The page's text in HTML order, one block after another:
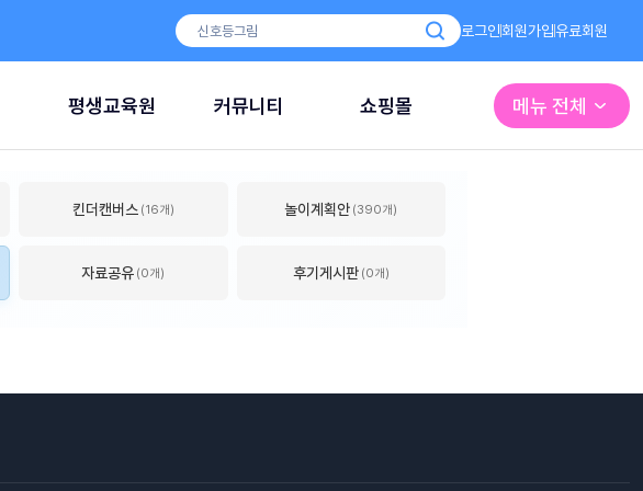
로그인회원가입유료회원
평생교육원 커뮤니티 쇼핑몰 메뉴 전체
킨더캔버스 (16개) 놀이계획안 (390개)
자료공유 (0개) 후기게시판 (0개)